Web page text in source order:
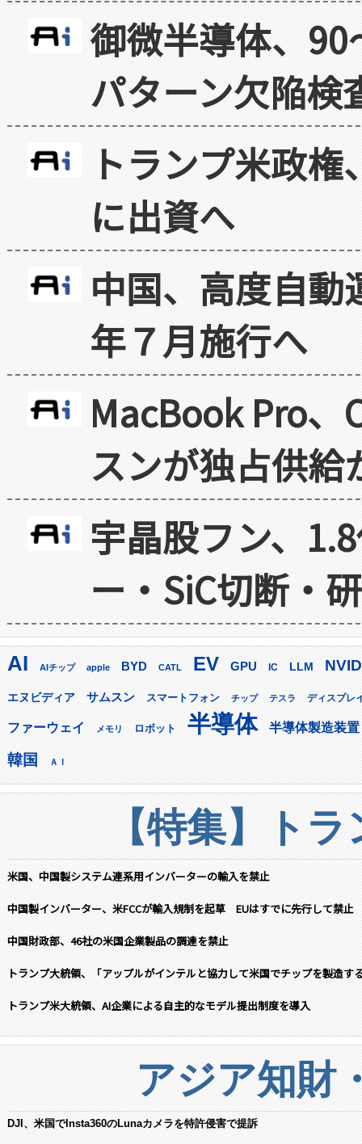
御微半導体、
パターン欠陥検
トランプ米政
に出資へ
中国、高度自
年７月施行へ
MacBook Pro
スンが独占供給
宇晶股フン、
ー・SiC切断・
AI AIチップ apple BYD CATL EV GPU IC LLM
エヌビディア サムスン スマートフォン チップ テスラ ディスプレ
ファーウェイ メモリ ロボット 半導体 半導体製造装置
韓国 ＡＩ
【特集】ト
米国、中国製システム連系用インバーターの輸入を禁止
中国製インバーター、米FCCが輸入規制を起草 EUはすでに先行して禁止
中国財政部、46社の米国企業製品の調達を禁止
トランプ大統領、「アップルがインテルと協力して米国でチップを製造す
トランプ米大統領、AI企業による自主的なモデル提出制度を導入
アジア知財
DJI、米国でInsta360のLunaカメラを特許侵害で提訴